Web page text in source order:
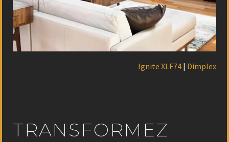
Ignite XLF74 | Dimplex
TRANSFORMEZ